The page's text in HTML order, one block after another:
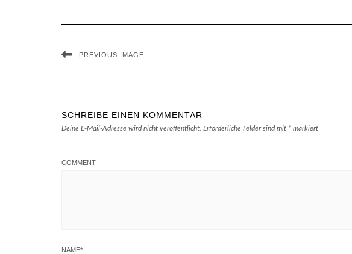
PREVIOUS IMAGE
SCHREIBE EINEN KOMMENTAR
Deine E-Mail-Adresse wird nicht veröffentlicht. Erforderliche Felder sind mit * markiert
COMMENT
NAME*